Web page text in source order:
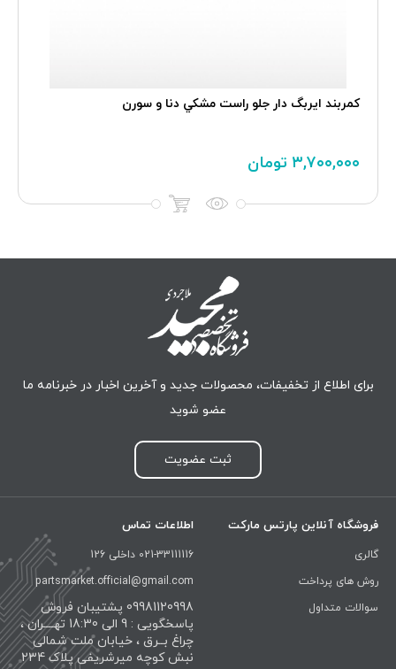
کمربند ایربگ دار جلو راست مشکي دنا و سورن
۳,۷۰۰,۰۰۰ تومان
برای اطلاع از تخفیفات، محصولات جدید و آخرین اخبار در خبرنامه ما
عضو شوید
ثبت عضویت
فروشگاه آنلاین پارتس مارکت
گالری
روش های پرداخت
سوالات متداول
اطلاعات تماس
021-33111116 داخلی 126
partsmarket.official@gmail.com
09981120998 پشتیبان فروش
پاسخگویی : 9 الی 18:30 تهــــران ،
چراغ بــرق ، خیابان ملت شمالی
نبش کوچه میرشریفی پلاک 234